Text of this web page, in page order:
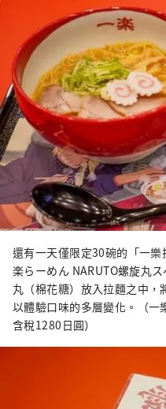
還有一天僅限定30碗的「一
楽らーめん NARUTO螺旋丸
丸（棉花糖）放入拉麵之中，
以體驗口味的多層變化。（一
含稅1280日圓）